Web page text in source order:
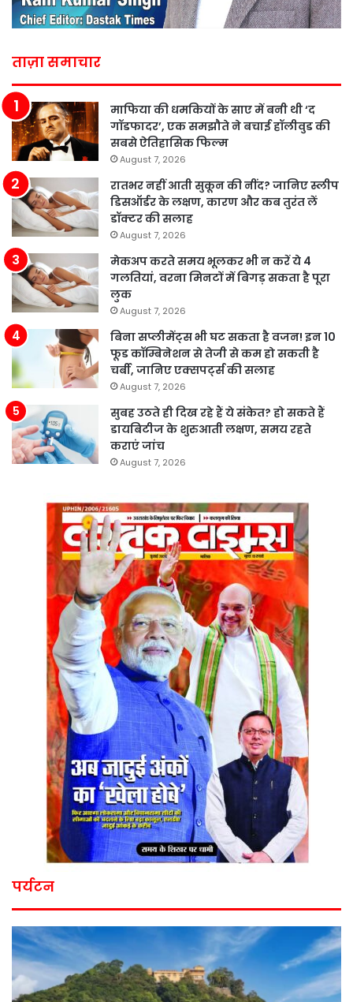
ताज़ा समाचार
माफिया की धमकियों के साए में बनी थी ‘द
गॉडफादर’, एक समझौते ने बचाई हॉलीवुड की
सबसे ऐतिहासिक फिल्म
August 7, 2026
रातभर नहीं आती सुकून की नींद? जानिए स्लीप
डिसऑर्डर के लक्षण, कारण और कब तुरंत लें
डॉक्टर की सलाह
August 7, 2026
मेकअप करते समय भूलकर भी न करें ये 4
गलतियां, वरना मिनटों में बिगड़ सकता है पूरा
लुक
August 7, 2026
बिना सप्लीमेंट्स भी घट सकता है वजन! इन 10
फूड कॉम्बिनेशन से तेजी से कम हो सकती है
चर्बी, जानिए एक्सपर्ट्स की सलाह
August 7, 2026
सुबह उठते ही दिख रहे हैं ये संकेत? हो सकते हैं
डायबिटीज के शुरुआती लक्षण, समय रहते
कराएं जांच
August 7, 2026
पर्यटन